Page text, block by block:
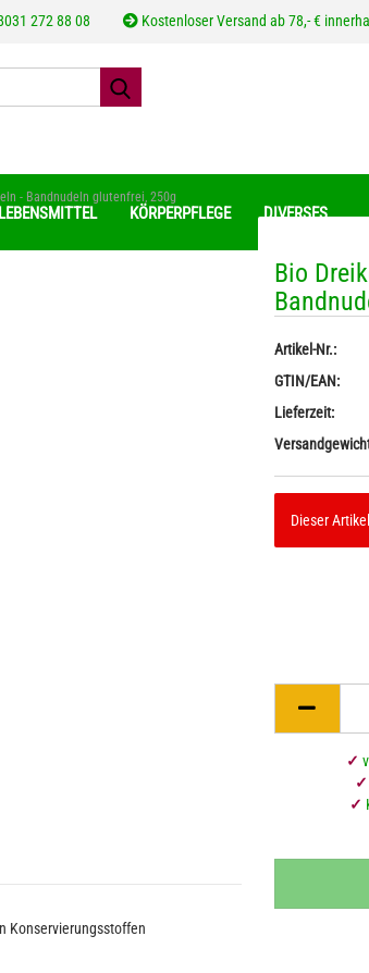
272 88 08 Kostenloser Versand ab 78,- €
LEBENSMITTEL
Hanfkrem / -
Hanf Pesto
Diverses
KÖRPERPFLEGE DIVERSES
- Bandnudeln glutenfrei, 250g
Bio
Artikel-Nr.:
GTIN/EAN:
Lieferzeit:
Dieser
✓
✓
✓
Konservierungsstoffen